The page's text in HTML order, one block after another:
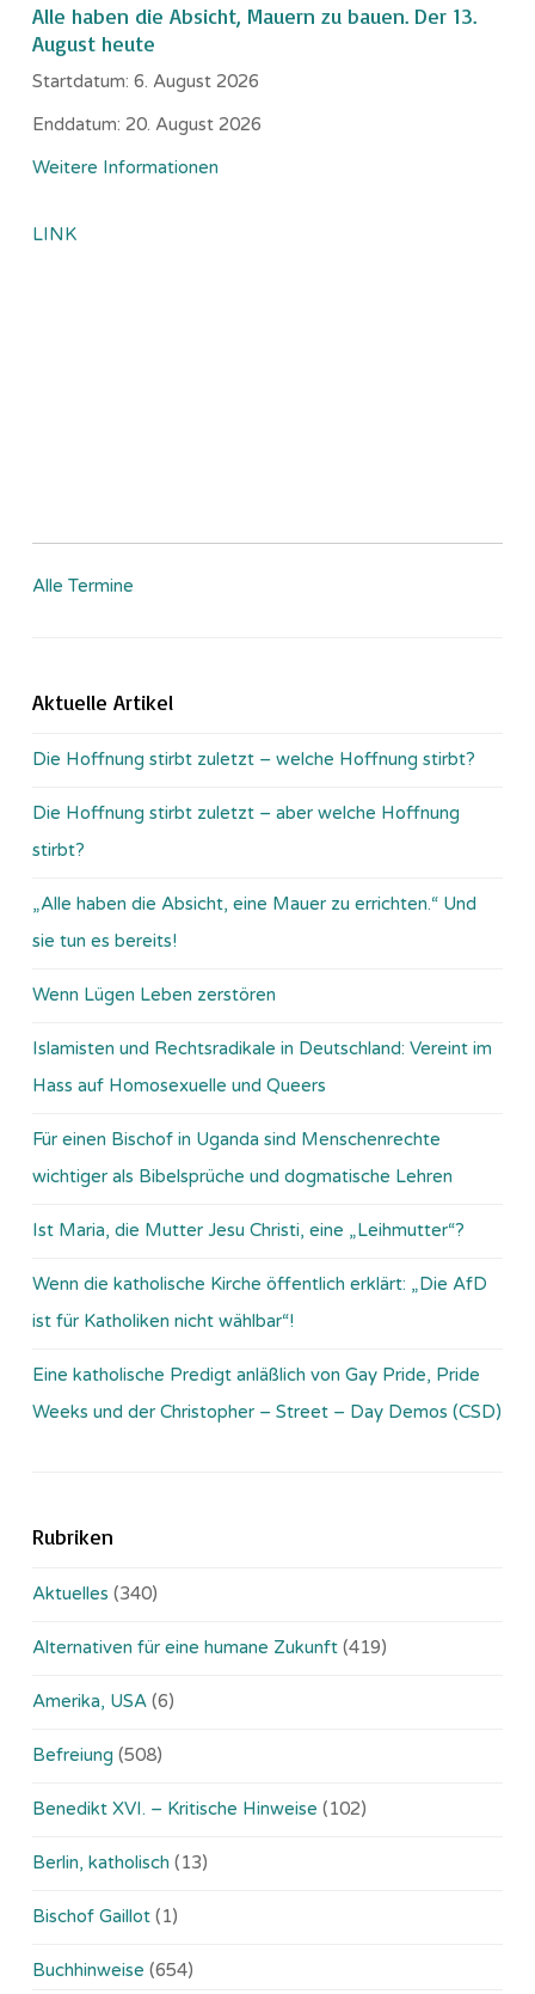
Alle haben die Absicht, Mauern zu bauen. Der 13.
August heute
Startdatum: 6. August 2026
Enddatum: 20. August 2026
Weitere Informationen
LINK
Alle Termine
Aktuelle Artikel
Die Hoffnung stirbt zuletzt – welche Hoffnung stirbt?
Die Hoffnung stirbt zuletzt – aber welche Hoffnung
stirbt?
„Alle haben die Absicht, eine Mauer zu errichten.“ Und
sie tun es bereits!
Wenn Lügen Leben zerstören
Islamisten und Rechtsradikale in Deutschland: Vereint im
Hass auf Homosexuelle und Queers
Für einen Bischof in Uganda sind Menschenrechte
wichtiger als Bibelsprüche und dogmatische Lehren
Ist Maria, die Mutter Jesu Christi, eine „Leihmutter“?
Wenn die katholische Kirche öffentlich erklärt: „Die AfD
ist für Katholiken nicht wählbar“!
Eine katholische Predigt anläßlich von Gay Pride, Pride
Weeks und der Christopher – Street – Day Demos (CSD)
Rubriken
Aktuelles (340)
Alternativen für eine humane Zukunft (419)
Amerika, USA (6)
Befreiung (508)
Benedikt XVI. – Kritische Hinweise (102)
Berlin, katholisch (13)
Bischof Gaillot (1)
Buchhinweise (654)